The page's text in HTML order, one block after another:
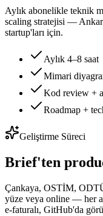
Aylık abonelikle teknik
scaling stratejisi —
startup'ları için.
Aylık 4–8 saat
Mimari
Kod review +
Roadmap +
Geliştirme Süreci
Brief'ten
Çankaya, OSTİM,
yüze veya online — her
e-faturalı, GitHub'da